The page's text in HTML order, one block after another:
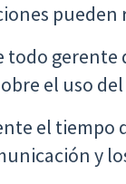
todo gerente
el uso
el tiempo
y